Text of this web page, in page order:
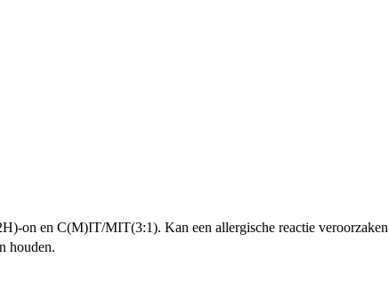
on en C(M)IT/MIT(3:1). Kan een allergische reactie
houden.